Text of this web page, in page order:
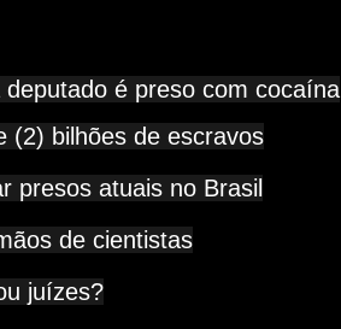
é preso com cocaína
(2) bilhões de escravos
presos atuais no Brasil
de cientistas
juízes?